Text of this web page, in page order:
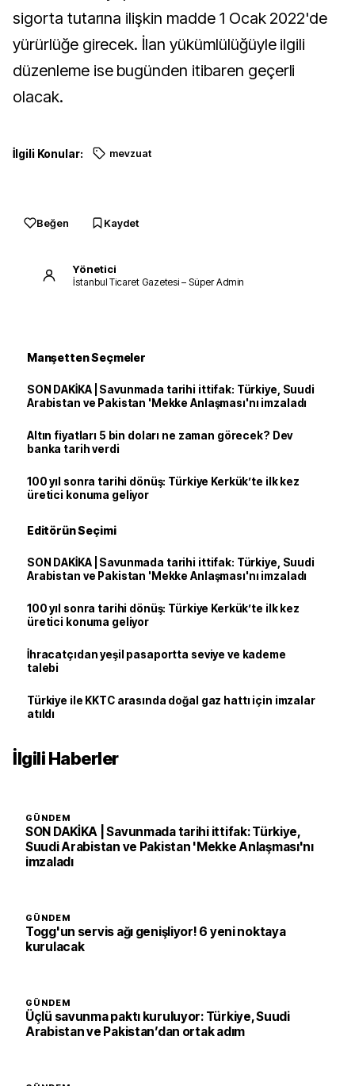
sigorta tutarına ilişkin madde 1 Ocak 2022'de
yürürlüğe girecek. İlan yükümlülüğüyle ilgili
düzenleme ise bugünden itibaren geçerli
olacak.
İlgili Konular: mevzuat
Beğen Kaydet
Yönetici
İstanbul Ticaret Gazetesi – Süper Admin
Manşetten Seçmeler
SON DAKİKA | Savunmada tarihi ittifak: Türkiye, Suudi
Arabistan ve Pakistan 'Mekke Anlaşması'nı imzaladı
Altın fiyatları 5 bin doları ne zaman görecek? Dev
banka tarih verdi
100 yıl sonra tarihi dönüş: Türkiye Kerkük’te ilk kez
üretici konuma geliyor
Editörün Seçimi
SON DAKİKA | Savunmada tarihi ittifak: Türkiye, Suudi
Arabistan ve Pakistan 'Mekke Anlaşması'nı imzaladı
100 yıl sonra tarihi dönüş: Türkiye Kerkük’te ilk kez
üretici konuma geliyor
İhracatçıdan yeşil pasaportta seviye ve kademe
talebi
Türkiye ile KKTC arasında doğal gaz hattı için imzalar
atıldı
İlgili Haberler
GÜNDEM
SON DAKİKA | Savunmada tarihi ittifak: Türkiye,
Suudi Arabistan ve Pakistan 'Mekke Anlaşması'nı
imzaladı
GÜNDEM
Togg'un servis ağı genişliyor! 6 yeni noktaya
kurulacak
GÜNDEM
Üçlü savunma paktı kuruluyor: Türkiye, Suudi
Arabistan ve Pakistan’dan ortak adım